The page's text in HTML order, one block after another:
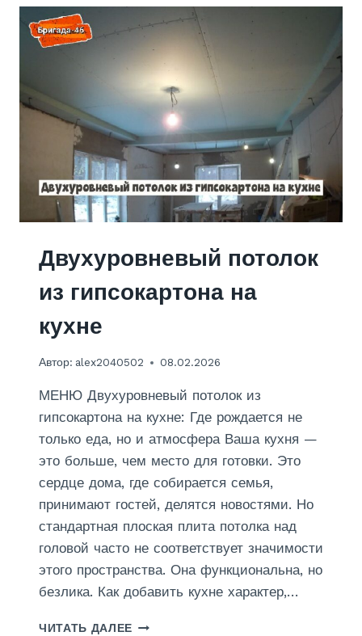
А
Т
К
Л
Я
П
Ч
О
У
Н
М
Е
Н
А
Двухуровневый потолок
из гипсокартона на
кухне
Автор: alex2040502 08.02.2026
МЕНЮ Двухуровневый потолок из
гипсокартона на кухне: Где рождается не
только еда, но и атмосфера Ваша кухня —
это больше, чем место для готовки. Это
сердце дома, где собирается семья,
принимают гостей, делятся новостями. Но
стандартная плоская плита потолка над
головой часто не соответствует значимости
этого пространства. Она функциональна, но
безлика. Как добавить кухне характер,…
ЧИТАТЬ ДАЛЕЕ Д